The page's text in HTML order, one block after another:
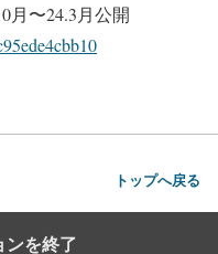
〜24.3月公開
トップへ戻る
ンを終了